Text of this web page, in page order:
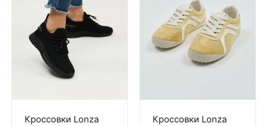
Кроссовки Lonza
Кроссовки Lonza